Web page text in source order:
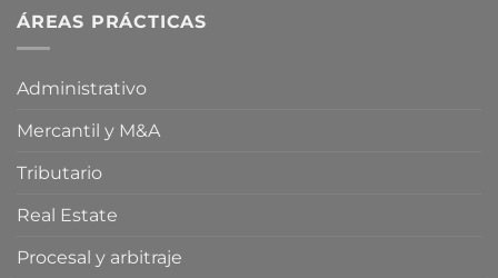
ÁREAS PRÁCTICAS
Administrativo
Mercantil y M&A
Tributario
Real Estate
Procesal y arbitraje